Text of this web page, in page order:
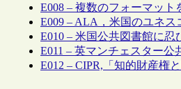
E008 – 複数のフォーマッ
E009 – ALA，米国のユネス
E010 – 米国公共図書館に
E011 – 英マンチェスター公
E012 – CIPR,「知的財産権